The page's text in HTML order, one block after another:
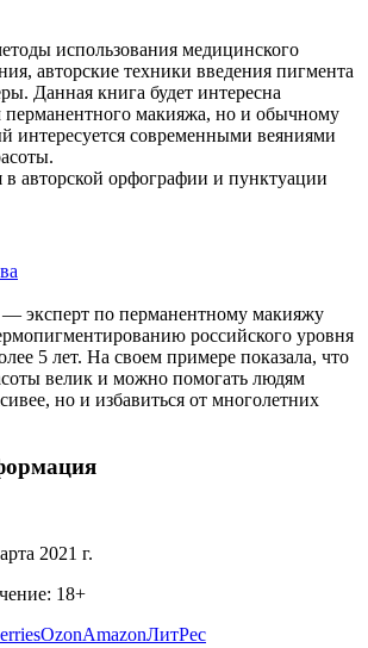
использования медицинского
авторские техники введения пигмента
Данная книга будет интересна
перманентного макияжа, но и обычному
интересуется современными веяниями
в авторской орфографии и пунктуации
эксперт по перманентному макияжу
российского уровня
5 лет. На своем примере показала, что
велик и можно помогать людям
но и избавиться от многолетних
2021 г.
18+
OzonAmazonЛитРес